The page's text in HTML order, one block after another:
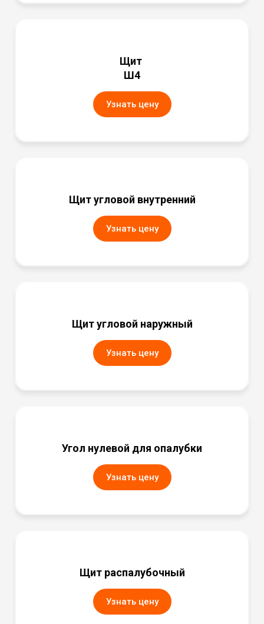
Щит
Ш4
Узнать цену
Щит угловой внутренний
Узнать цену
Щит угловой наружный
Узнать цену
Угол нулевой для опалубки
Узнать цену
Щит распалубочный
Узнать цену